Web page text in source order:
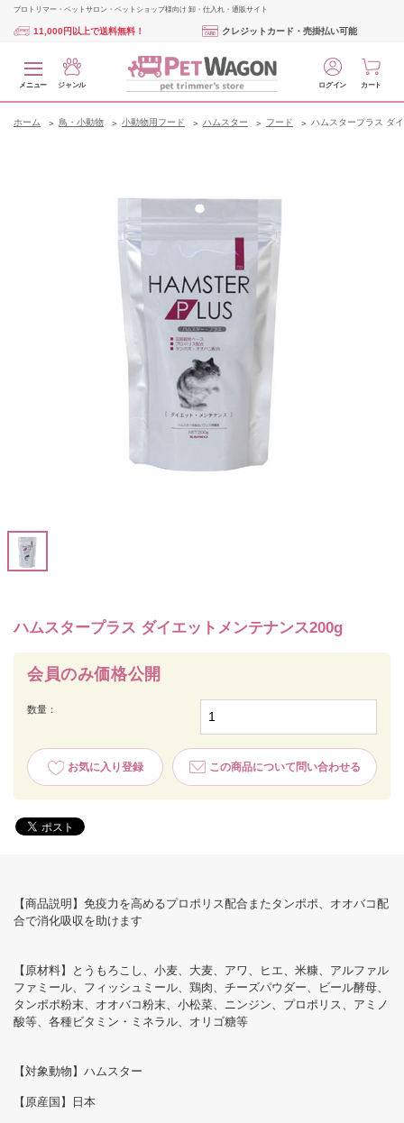
プロトリマー・ペットサロン・ペットショップ様向け 卸・仕入れ・通販サイト
11,000円以上で送料無料！ クレジットカード・売掛払い可能
メニュー ジャンル ログイン カート
ホーム 鳥・小動物 小動物用フード ハムスター フード ハムスタープラス ダ
ハムスタープラス ダイエットメンテナンス200g
会員のみ価格公開
数量：
お気に入り登録 この商品について問い合わせる
【商品説明】免疫力を高めるプロポリス配合またタンポポ、オオバコ配
合で消化吸収を助けます
【原材料】とうもろこし、小麦、大麦、アワ、ヒエ、米糠、アルファル
ファミール、フィッシュミール、鶏肉、チーズパウダー、ビール酵母、
タンポポ粉末、オオバコ粉末、小松菜、ニンジン、プロポリス、アミノ
酸等、各種ビタミン・ミネラル、オリゴ糖等
【対象動物】ハムスター
【原産国】日本